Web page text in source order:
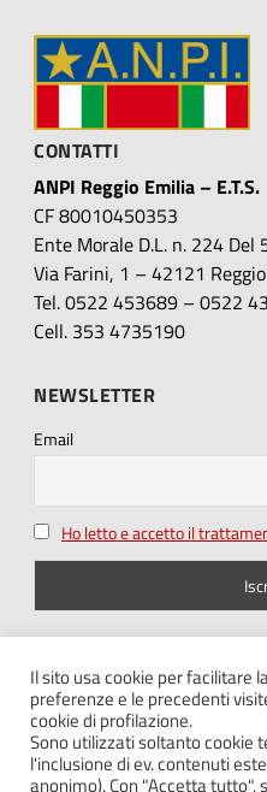
CONTATTI
ANPI Reggio Emilia – E.T.S.
CF 80010450353
Ente Morale D.L. n. 224 Del
Via Farini, 1 – 42121
Tel. 0522 453689 – 0522
Cell. 353 4735190
NEWSLETTER
Email
Ho letto e accetto il
SEGUICI SU
Il sito usa cookie per facilitare
preferenze e le precedenti
cookie di profilazione.
Sono utilizzati soltanto cookie
l'inclusione di ev. contenuti
anonimo). Con "Accetta tutto",